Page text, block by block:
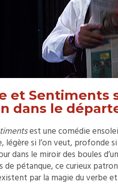
et Sentiments
dans le
est une comédie
légère si l’on veut, profonde
dans le miroir des boules
de pétanque, ce curieux
par la magie du verbe